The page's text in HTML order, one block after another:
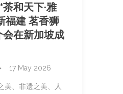
和天下·雅
建 茗香狮
会在新加坡成
17 May 2026
美、非遗之美、人